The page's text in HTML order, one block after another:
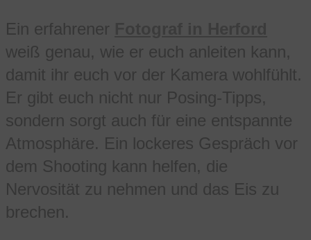
Ein erfahrener
weiß genau, wie er euch anleiten kann,
damit ihr euch vor der Kamera wohlfühlt.
Er gibt euch nicht nur Posing-Tipps,
sondern sorgt auch für eine entspannte
Atmosphäre. Ein lockeres Gespräch vor
dem Shooting kann helfen, die
Nervosität zu nehmen und das Eis zu
brechen.